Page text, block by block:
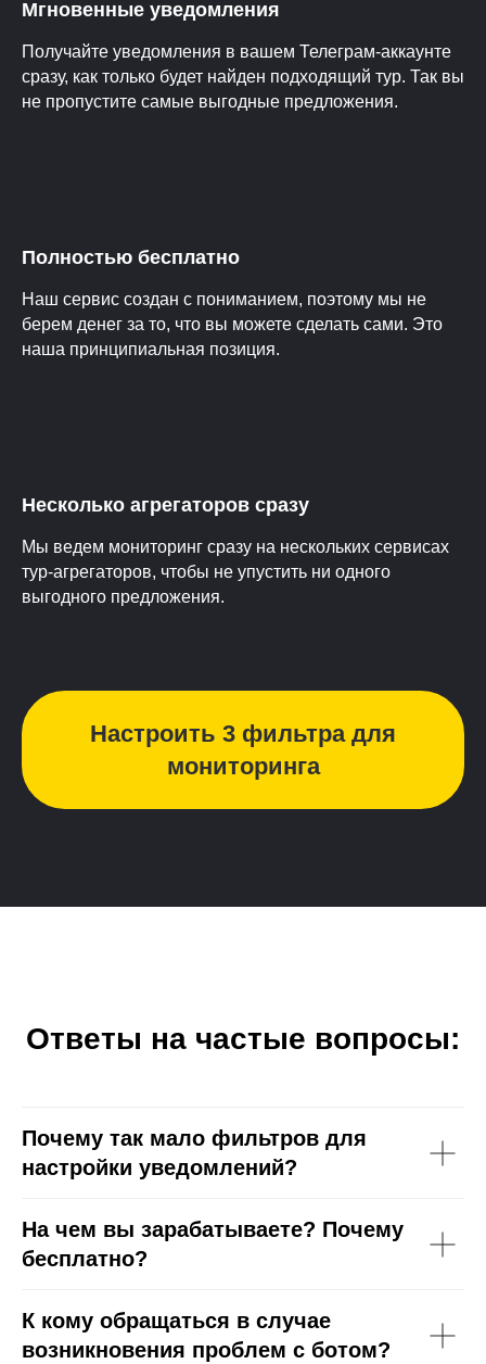
Мгновенные уведомления
Получайте уведомления в вашем Телеграм-аккаунте
сразу, как только будет найден подходящий тур. Так вы
не пропустите самые выгодные предложения.
Полностью бесплатно
Наш сервис создан с пониманием, поэтому мы не
берем денег за то, что вы можете сделать сами. Это
наша принципиальная позиция.
Несколько агрегаторов сразу
Мы ведем мониторинг сразу на нескольких сервисах
тур-агрегаторов, чтобы не упустить ни одного
выгодного предложения.
Настроить 3 фильтра для
мониторинга
Ответы на частые вопросы:
Почему так мало фильтров для
настройки уведомлений?
На чем вы зарабатываете? Почему
бесплатно?
К кому обращаться в случае
возникновения проблем с ботом?